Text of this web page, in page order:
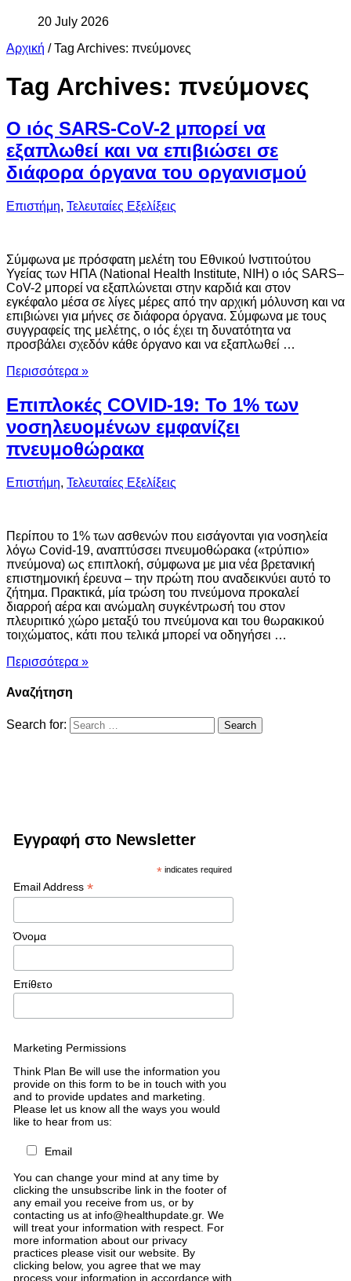
20 July 2026
Αρχική / Tag Archives: πνεύμονες
Tag Archives: πνεύμονες
Ο ιός SARS-CoV-2 μπορεί να
εξαπλωθεί και να επιβιώσει σε
διάφορα όργανα του οργανισμού
Επιστήμη, Τελευταίες Εξελίξεις
Σύμφωνα με πρόσφατη μελέτη του Εθνικού Ινστιτούτου
Υγείας των ΗΠΑ (National Health Institute, NIH) ο ιός SARS–
CoV-2 μπορεί να εξαπλώνεται στην καρδιά και στον
εγκέφαλο μέσα σε λίγες μέρες από την αρχική μόλυνση και να
επιβιώνει για μήνες σε διάφορα όργανα. Σύμφωνα με τους
συγγραφείς της μελέτης, ο ιός έχει τη δυνατότητα να
προσβάλει σχεδόν κάθε όργανο και να εξαπλωθεί …
Περισσότερα »
Επιπλοκές COVID-19: Το 1% των
νοσηλευομένων εμφανίζει
πνευμοθώρακα
Επιστήμη, Τελευταίες Εξελίξεις
Περίπου το 1% των ασθενών που εισάγονται για νοσηλεία
λόγω Covid-19, αναπτύσσει πνευμοθώρακα («τρύπιο»
πνεύμονα) ως επιπλοκή, σύμφωνα με μια νέα βρετανική
επιστημονική έρευνα – την πρώτη που αναδεικνύει αυτό το
ζήτημα. Πρακτικά, μία τρώση του πνεύμονα προκαλεί
διαρροή αέρα και ανώμαλη συγκέντρωσή του στον
πλευριτικό χώρο μεταξύ του πνεύμονα και του θωρακικού
τοιχώματος, κάτι που τελικά μπορεί να οδηγήσει …
Περισσότερα »
Αναζήτηση
Search for:
Εγγραφή στο Newsletter
* indicates required
Email Address *
Όνομα
Επίθετο
Marketing Permissions
Think Plan Be will use the information you
provide on this form to be in touch with you
and to provide updates and marketing.
Please let us know all the ways you would
like to hear from us:
Email
You can change your mind at any time by
clicking the unsubscribe link in the footer of
any email you receive from us, or by
contacting us at info@healthupdate.gr. We
will treat your information with respect. For
more information about our privacy
practices please visit our website. By
clicking below, you agree that we may
process your information in accordance with